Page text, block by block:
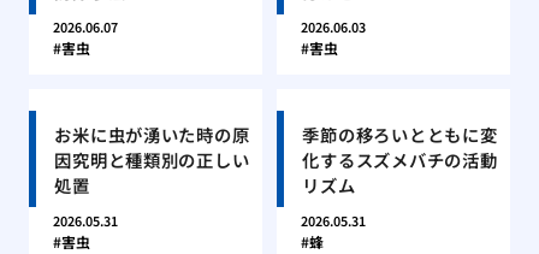
2026.06.07
害虫
2026.06.03
害虫
お米に虫が湧いた時の原
因究明と種類別の正しい
処置
2026.05.31
害虫
季節の移ろいとともに変
化するスズメバチの活動
リズム
2026.05.31
蜂